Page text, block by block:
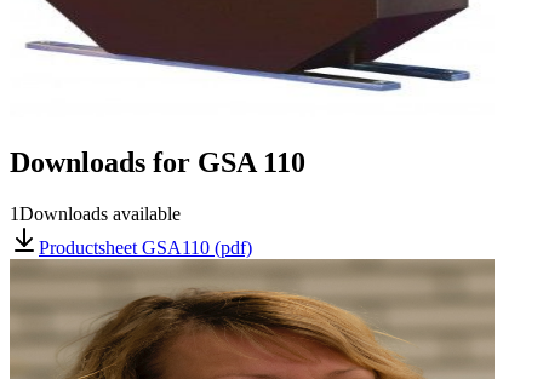
Downloads for GSA 110
1Downloads available
Productsheet GSA110 (pdf)